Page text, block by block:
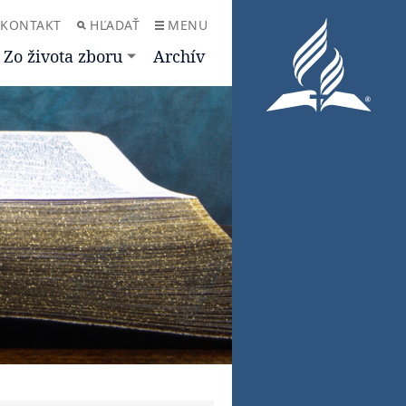
KONTAKT HĽADAŤ MENU
Zo života zboru Archív